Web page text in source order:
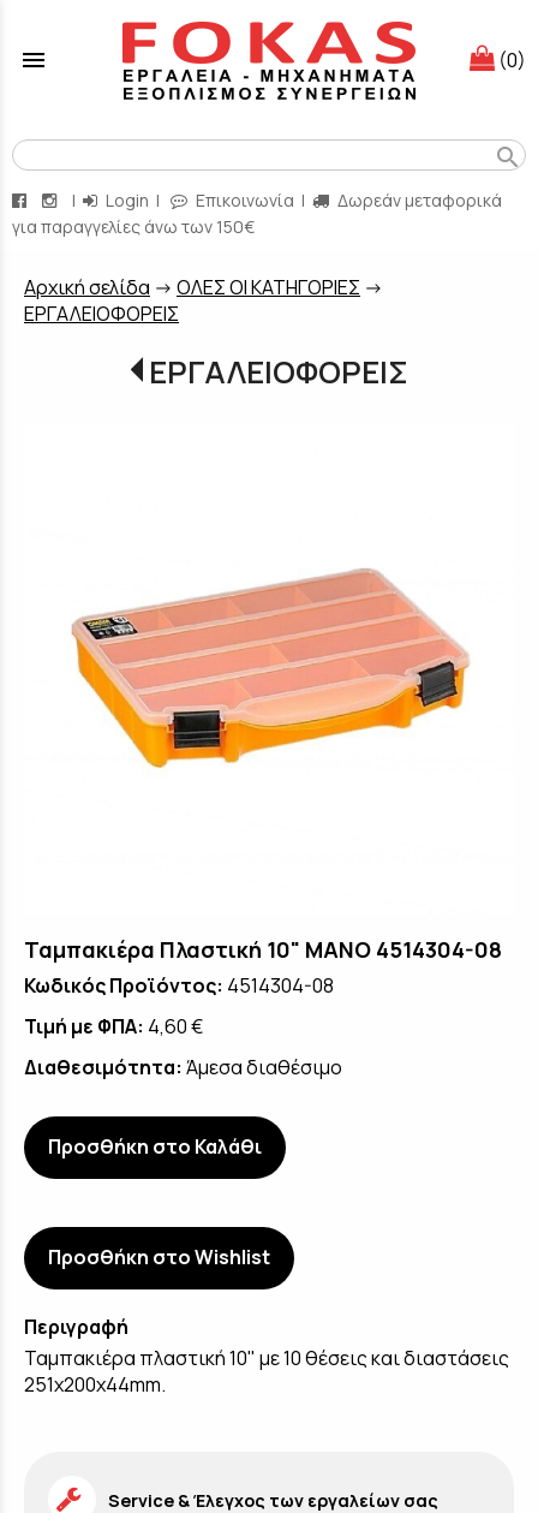
menu (0)
search
| Login | Επικοινωνία |
Δωρεάν μεταφορικά
για παραγγελίες άνω των 150€
Aρχική σελίδα -> ΟΛΕΣ ΟΙ ΚΑΤΗΓΟΡΙΕΣ ->
EΡΓΑΛΕΙΟΦΟΡΕΙΣ
EΡΓΑΛΕΙΟΦΟΡΕΙΣ
Ταμπακιέρα Πλαστική 10" MANO 4514304-08
Κωδικός Προϊόντος: 4514304-08
Τιμή με ΦΠΑ: 4,60 €
Διαθεσιμότητα: Άμεσα διαθέσιμο
Προσθήκη στο Καλάθι
Προσθήκη στο Wishlist
Περιγραφή
Ταμπακιέρα πλαστική 10" με 10 θέσεις και διαστάσεις
251x200x44mm.
Service & Έλεγχος των εργαλείων σας